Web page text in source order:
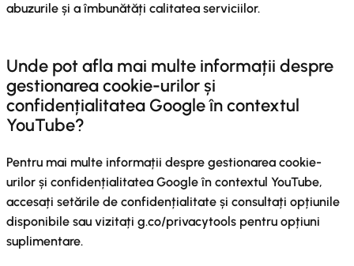
abuzurile și a îmbunătăți calitatea serviciilor.
Unde pot afla mai multe informații despre
gestionarea cookie-urilor și
confidențialitatea Google în contextul
YouTube?
Pentru mai multe informații despre gestionarea cookie-
urilor și confidențialitatea Google în contextul YouTube,
accesați setările de confidențialitate și consultați opțiunile
disponibile sau vizitați g.co/privacytools pentru opțiuni
suplimentare.